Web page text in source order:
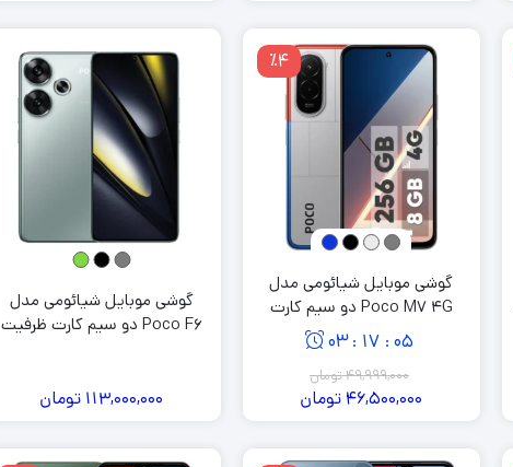
٪4
گوشی موبایل شیائومی مدل
Poco M7 4G دو سیم کارت
04
:
17
:
03
49,999,000تومان
46,500,000 تومان
گوشی موبایل شیائومی مدل
Poco F6 دو سیم کارت ظرفیت
113,000,000 تومان